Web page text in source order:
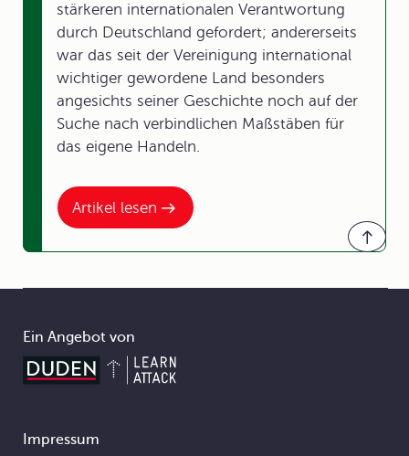
Artikel lesen
stärkeren internationalen Verantwortung
durch Deutschland gefordert; andererseits
war das seit der Vereinigung international
wichtiger gewordene Land besonders
angesichts seiner Geschichte noch auf der
Suche nach verbindlichen Maßstäben für
das eigene Handeln.
Ein Angebot von
Footer
Impressum